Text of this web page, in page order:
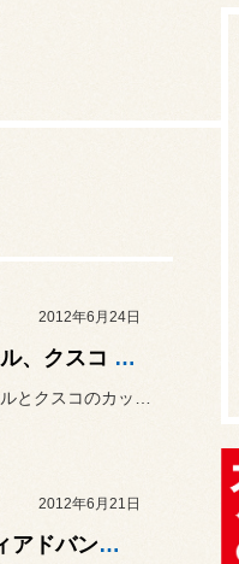
2012年6月24日
ZC31S × エクセディ フライホイール、クスコ カッパーミックスクラッチ
2012年6月21日
シトロエンDS3レーシング × デフィアドバンスCRメーター